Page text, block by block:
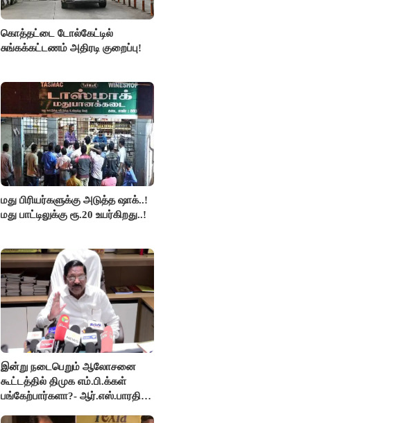
கொத்தட்டை டோல்கேட்டில்
சுங்கக்கட்டணம் அதிரடி குறைப்பு!
மது பிரியர்களுக்கு அடுத்த ஷாக்..!
மது பாட்டிலுக்கு ரூ.20 உயர்கிறது..!
இன்று நடைபெறும் ஆலோசனை
கூட்டத்தில் திமுக எம்.பி.க்கள்
பங்கேற்பார்களா?- ஆர்.எஸ்.பாரதி